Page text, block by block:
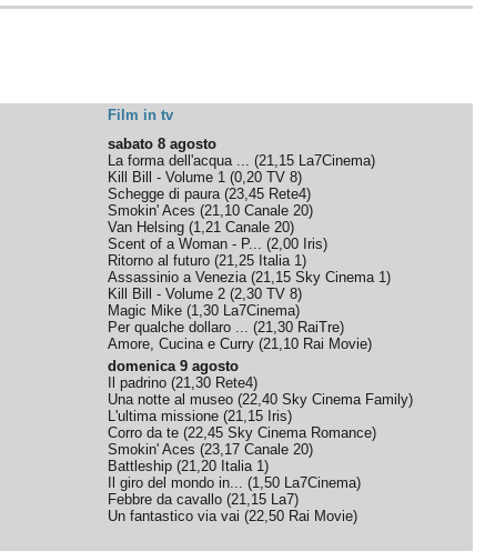
Film in tv
sabato 8 agosto
La forma dell'acqua ... (21,15 La7Cinema)
Kill Bill - Volume 1 (0,20 TV 8)
Schegge di paura(23,45 Rete4)
Smokin' Aces (21,10 Canale 20)
Van Helsing (1,21 Canale 20)
Scent of a Woman - P... (2,00 Iris)
Ritorno al futuro (21,25 Italia 1)
Assassinio a Venezia(21,15 Sky Cinema 1)
Kill Bill - Volume 2 (2,30 TV 8)
Magic Mike (1,30 La7Cinema)
Per qualche dollaro ... (21,30 RaiTre)
Amore, Cucina e Curry (21,10 Rai Movie)
domenica 9 agosto
Il padrino (21,30 Rete4)
Una notte al museo (22,40 Sky Cinema Family)
L'ultima missione (21,15 Iris)
Corro da te (22,45 Sky Cinema Romance)
Smokin' Aces (23,17 Canale 20)
Battleship (21,20 Italia 1)
Il giro del mondo in... (1,50 La7Cinema)
Febbre da cavallo (21,15 La7)
Un fantastico via vai (22,50 Rai Movie)